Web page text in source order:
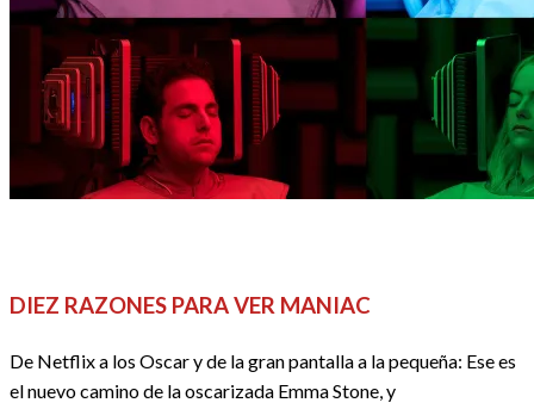
DIEZ RAZONES PARA VER MANIAC
De Netflix a los Oscar y de la gran pantalla a la pequeña: Ese es
el nuevo camino de la oscarizada Emma Stone, y